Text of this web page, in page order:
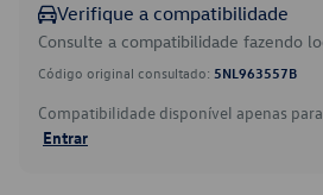
Verifique a compatibilidade
Consulte a compatibilidade fazendo
Código original consultado: 5NL963557B
Compatibilidade disponível apenas
Entrar